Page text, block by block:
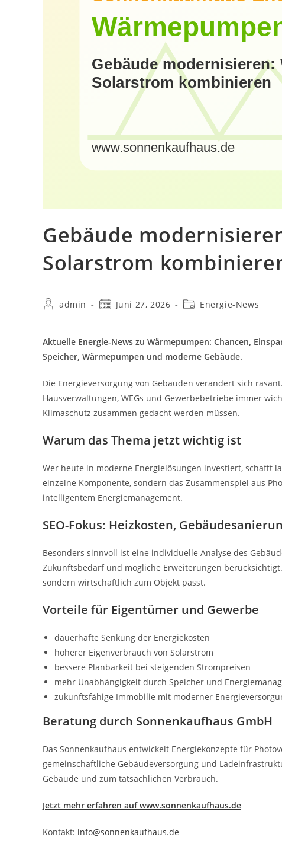
Gebäude
Solarstrom
Beitrags-
admin
BeitragJuni 27, 2026
Beitrags-
Energie-News
Aktuelle Energie-News zu Wärmepumpen: Chancen,
Speicher, Wärmepumpen und moderne Gebäude.
Die Energieversorgung von Gebäuden verändert sich
Hausverwaltungen, WEGs und Gewerbebetriebe immer
Klimaschutz zusammen gedacht werden müssen.
Warum das Thema jetzt wichtig ist
Wer heute in moderne Energielösungen investiert, schafft
einzelne Komponente, sondern das Zusammenspiel aus
intelligentem Energiemanagement.
SEO-Fokus: Heizkosten,
Besonders sinnvoll ist eine individuelle Analyse des
Zukunftsbedarf und mögliche Erweiterungen
sondern wirtschaftlich zum Objekt passt.
Vorteile für Eigentümer und Gewerbe
dauerhafte Senkung der Energiekosten
höherer Eigenverbrauch von Solarstrom
bessere Planbarkeit bei steigenden Strompreisen
mehr Unabhängigkeit durch Speicher und
zukunftsfähige Immobilie mit moderner
Beratung durch Sonnenkaufhaus GmbH
Das Sonnenkaufhaus entwickelt Energiekonzepte für
gemeinschaftliche Gebäudeversorgung und
Gebäude und zum tatsächlichen Verbrauch.
Jetzt mehr erfahren auf www.sonnenkaufhaus.de
Kontakt: info@sonnenkaufhaus.de